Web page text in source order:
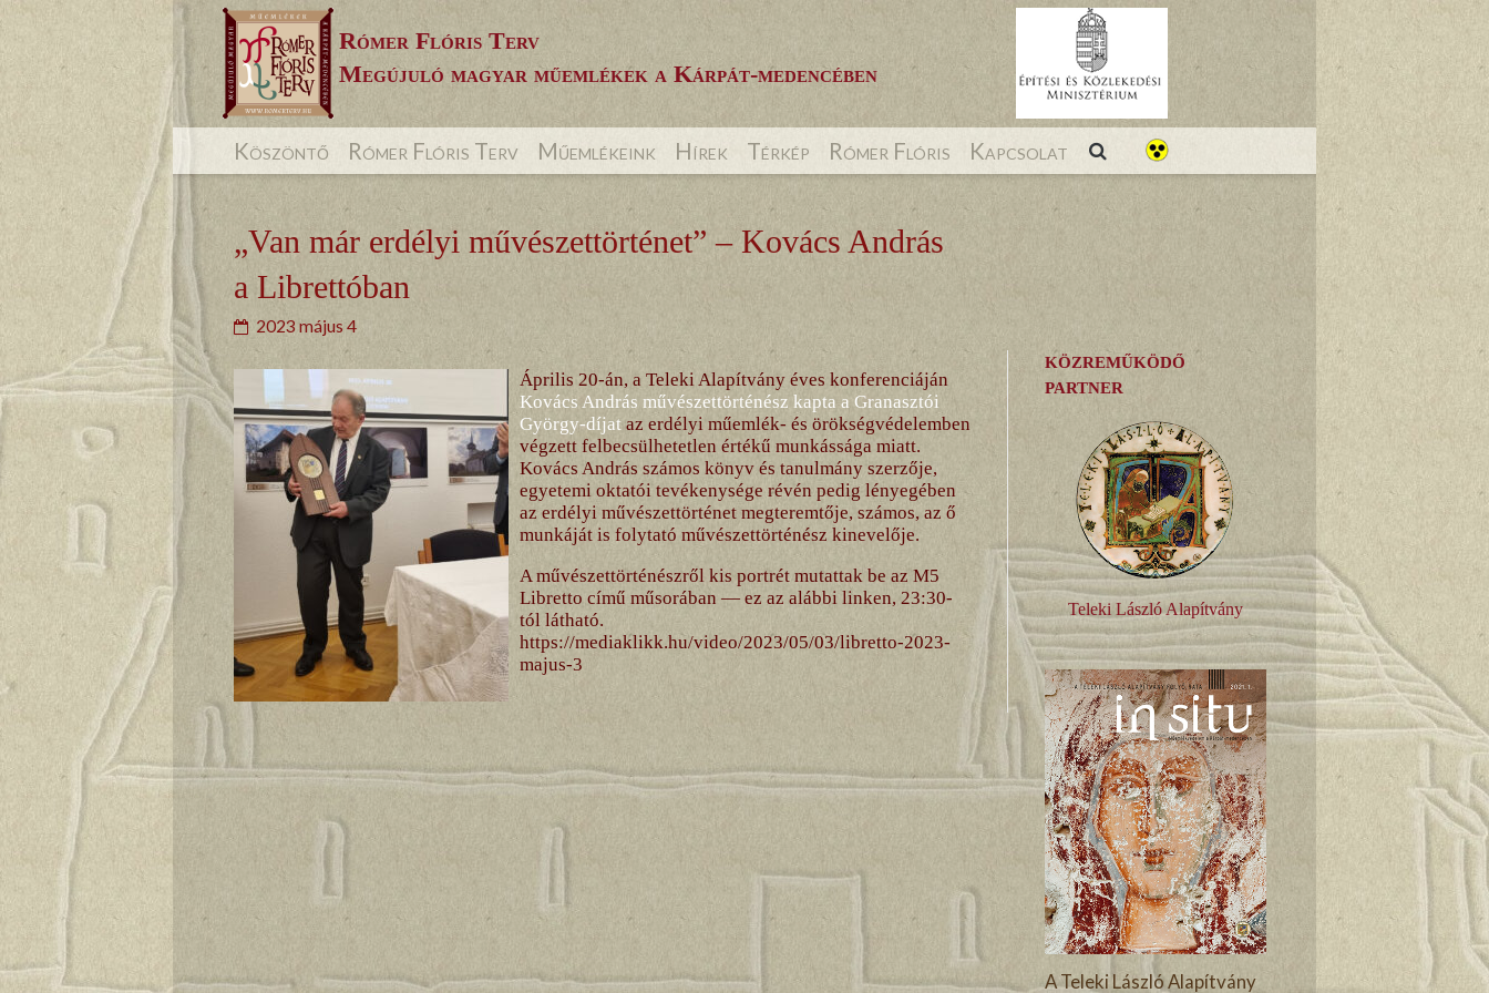
Skip
content
Rómer Flóris Terv
Megújuló magyar műemlékek a Kárpát-medencében
Köszöntő Rómer Flóris Terv Műemlékeink Hírek Térkép Rómer Flóris Kapcsolat
„Van már erdélyi művészettörténet” – Kovács András
a Librettóban
2023 május 4
Április 20-án, a Teleki Alapítvány éves konferenciáján
Kovács András művészettörténész kapta a Granasztói
György-díjataz erdélyi műemlék- és örökségvédelemben
végzett felbecsülhetetlen értékű munkássága miatt.
Kovács András számos könyv és tanulmány szerzője,
egyetemi oktatói tevékenysége révén pedig lényegében
az erdélyi művészettörténet megteremtője, számos, az ő
munkáját is folytató művészettörténész kinevelője.
A művészettörténészről kis portrét mutattak be az M5
Libretto című műsorában — ez az alábbi linken, 23:30-
tól látható.
https://mediaklikk.hu/video/2023/05/03/libretto-2023-
majus-3
KÖZREMŰKÖDŐ
PARTNER
Teleki László Alapítvány
A Teleki László Alapítvány